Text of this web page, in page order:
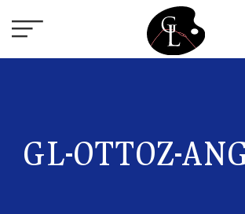
GL-OTTOZ-